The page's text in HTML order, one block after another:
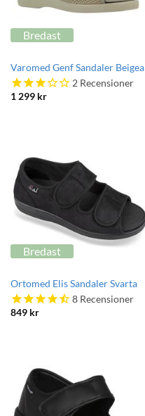
Bredast
Varomed Genf Sandaler Beigea
2Recensioner
1 299 kr
Bredast
Ortomed Elis Sandaler Svarta
8Recensioner
849 kr